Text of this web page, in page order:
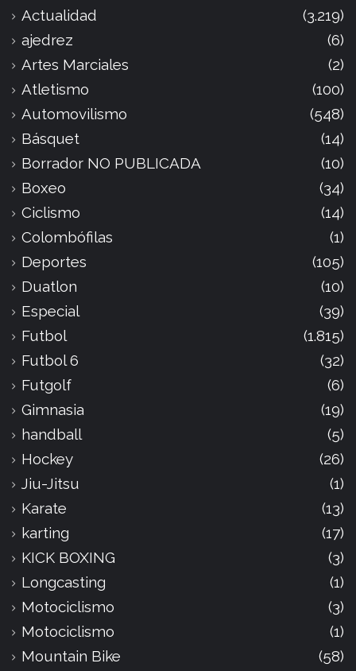
Actualidad
(3.219)
ajedrez
(6)
Artes Marciales
(2)
Atletismo
(100)
Automovilismo
(548)
Básquet
(14)
Borrador NO PUBLICADA
(10)
Boxeo
(34)
Ciclismo
(14)
Colombófilas
(1)
Deportes
(105)
Duatlon
(10)
Especial
(39)
Futbol
(1.815)
Futbol 6
(32)
Futgolf
(6)
Gimnasia
(19)
handball
(5)
Hockey
(26)
Jiu-Jitsu
(1)
Karate
(13)
karting
(17)
KICK BOXING
(3)
Longcasting
(1)
Motociclismo
(3)
Motociclismo
(1)
Mountain Bike
(58)